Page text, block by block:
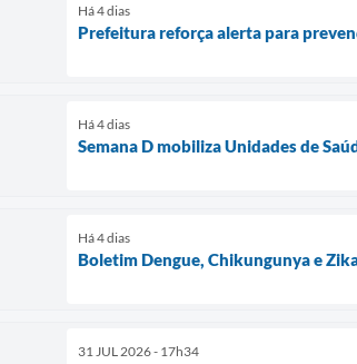
Há 4 dias
Prefeitura reforça alerta para
Há 4 dias
Semana D mobiliza Unidades de
Há 4 dias
Boletim Dengue, Chikungunya e
31 JUL 2026 - 17h34